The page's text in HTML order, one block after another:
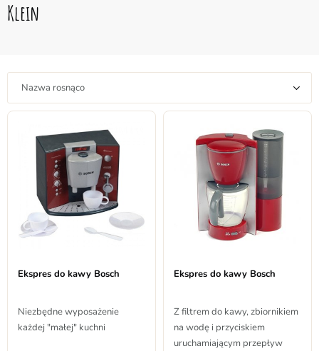
Klein
Nazwa rosnąco
Ekspres do kawy Bosch
Niezbędne wyposażenie
każdej "małej" kuchni
Ekspres do kawy Bosch
Z filtrem do kawy, zbiornikiem
na wodę i przyciskiem
uruchamiającym przepływ